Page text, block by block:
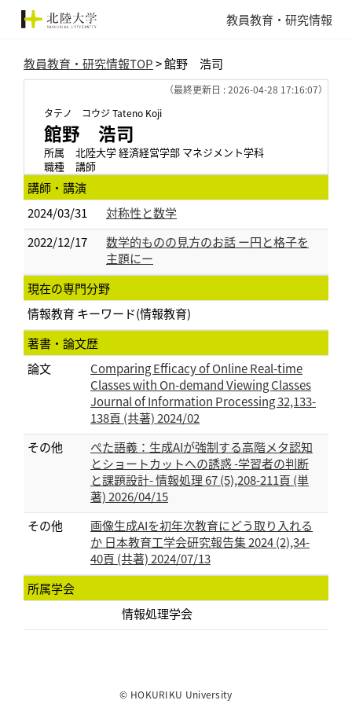
教員教育・研究情報
教員教育・研究情報TOP> 館野 浩司
（最終更新日 : 2026-04-28 17:16:07）
タテノ コウジ Tateno Koji
館野 浩司
所属
北陸大学 経済経営学部 マネジメント学科
職種
講師
講師・講演
2024/03/31
対称性と数学
2022/12/17
数学的ものの見方のお話 ー円と格子を
主題にー
現在の専門分野
情報教育 キーワード(情報教育)
著書・論文歴
論文
Comparing Efficacy of Online Real-time
Classes with On-demand Viewing Classes
Journal of Information Processing 32,133-
138頁 (共著) 2024/02
その他
ぺた語義：生成AIが強制する高階メタ認知
とショートカットへの誘惑 -学習者の判断
と課題設計- 情報処理 67 (5),208-211頁 (単
著) 2026/04/15
その他
画像生成AIを初年次教育にどう取り入れる
か 日本教育工学会研究報告集 2024 (2),34-
40頁 (共著) 2024/07/13
所属学会
情報処理学会
© HOKURIKU University